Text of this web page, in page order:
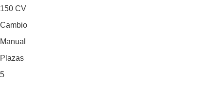
150 CV
Cambio
Manual
Plazas
5